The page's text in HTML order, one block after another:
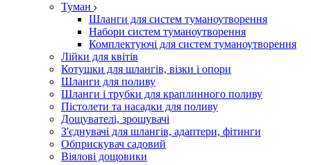
Туман
Шланги для систем туманоутворення
Набори систем туманоутворення
Комплектуючі для систем туманоутворення
Лійки для квітів
Котушки для шлангів, візки і опори
Шланги для поливу
Шланги і трубки для краплинного поливу
Пістолети та насадки для поливу
Дощувателі, зрошувачі
З'єднувачі для шлангів, адаптери, фітинги
Обприскувач садовий
Віялові дощовики